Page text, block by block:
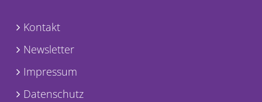
Kontakt
Newsletter
Impressum
Datenschutz